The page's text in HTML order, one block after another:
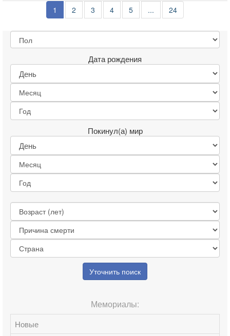
1 2 3 4 5 ... 24
Дата рождения
Покинул(а) мир
Уточнить поиск
Мемориалы:
Новые